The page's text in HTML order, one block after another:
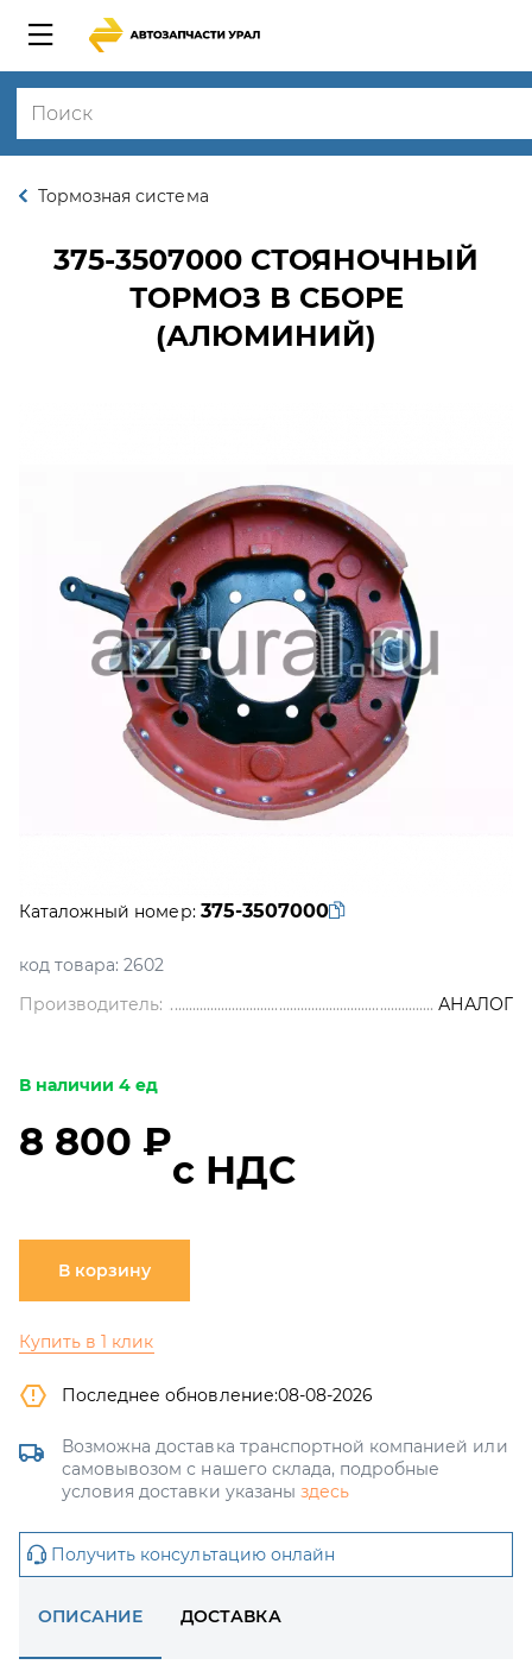
Тормозная система
375-3507000 СТОЯНОЧНЫЙ
ТОРМОЗ В СБОРЕ
(АЛЮМИНИЙ)
Каталожный номер: 375-3507000
код товара: 2602
Производитель:
АНАЛОГ
В наличии 4 ед
8 800 ₽
с НДС
В корзину
Купить в 1 клик
Последнее обновление:08-08-2026
Возможна доставка транспортной компанией или
самовывозом с нашего склада, подробные
условия доставки указаны здесь
Получить консультацию онлайн
ОПИСАНИЕ ДОСТАВКА